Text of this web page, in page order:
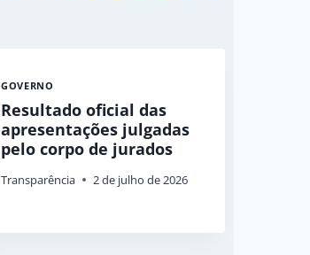
GOVERNO
Resultado oficial das
apresentações julgadas
pelo corpo de jurados
Transparência 2 de julho de 2026